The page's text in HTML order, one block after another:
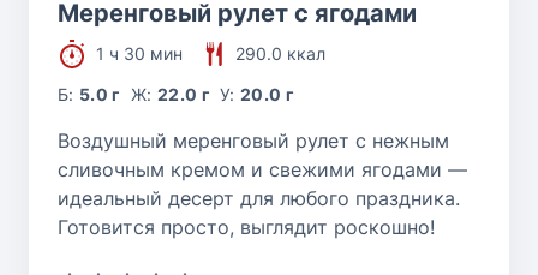
Меренговый рулет с ягодами
1 ч 30 мин
290.0 ккал
Б: 5.0 г Ж: 22.0 г У:20.0 г
Воздушный меренговый рулет с нежным
сливочным кремом и свежими ягодами —
идеальный десерт для любого праздника.
Готовится просто, выглядит роскошно!